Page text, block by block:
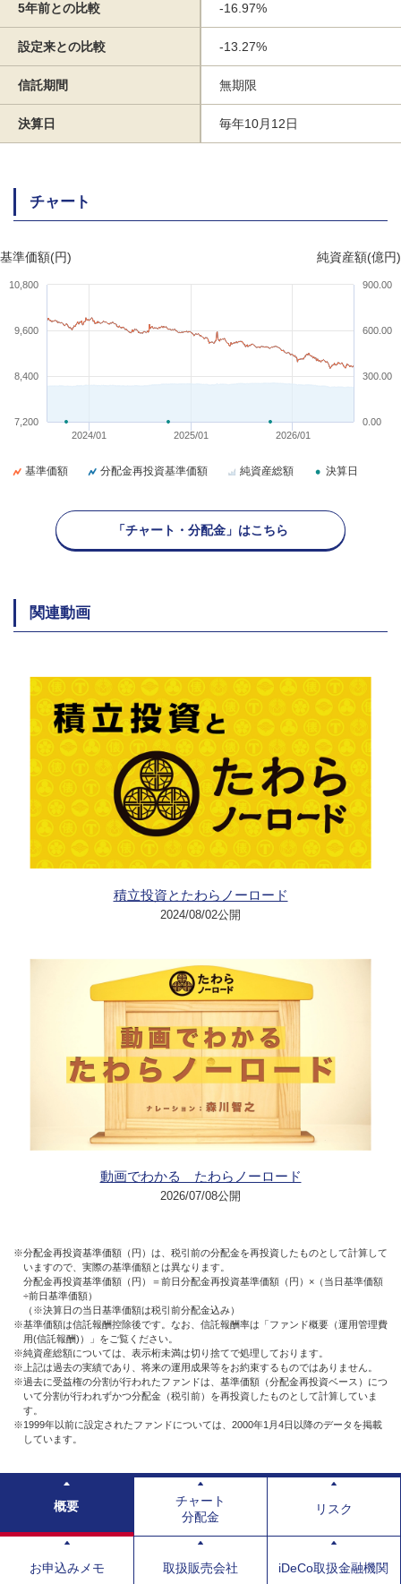
5年前との比較 -16.97%
設定来との比較 -13.27%
信託期間 無期限
決算日 毎年10月12日
チャート
基準価額(円) 純資産額(億円)
2024/01 2025/01 2026/01
7,200
8,400
9,600
10,800
0.00
300.00
600.00
900.00
基準価額 分配金再投資基準価額 純資産総額 決算日
「チャート・分配金」はこちら
関連動画
積立投資とたわらノーロード
2024/08/02公開
動画でわかる たわらノーロード
2026/07/08公開
※分配金再投資基準価額（円）は、税引前の分配金を再投資したものとして計算して
いますので、実際の基準価額とは異なります。
分配金再投資基準価額（円）＝前日分配金再投資基準価額（円）×（当日基準価額
÷前日基準価額）
（※決算日の当日基準価額は税引前分配金込み）
※基準価額は信託報酬控除後です。なお、信託報酬率は「ファンド概要（運用管理費
用(信託報酬)）」をご覧ください。
※純資産総額については、表示桁未満は切り捨てで処理しております。
※上記は過去の実績であり、将来の運用成果等をお約束するものではありません。
※過去に受益権の分割が行われたファンドは、基準価額（分配金再投資ベース）につ
いて分割が行われずかつ分配金（税引前）を再投資したものとして計算していま
す。
※1999年以前に設定されたファンドについては、2000年1月4日以降のデータを掲載
しています。
概要
チャート
分配金
リスク
お申込みメモ 取扱販売会社 iDeCo取扱金融機関